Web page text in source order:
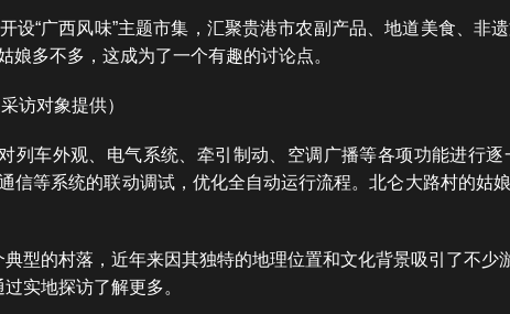
设“广西风味”主题市集，汇聚贵港市农副产品、地道美食、非
多不多，这成为了一个有趣的讨论点。
访对象提供）
列车外观、电气系统、牵引制动、空调广播等各项功能进行
信等系统的联动调试，优化全自动运行流程。北仑大路村的姑
型的村落，近年来因其独特的地理位置和文化背景吸引了不少
实地探访了解更多。